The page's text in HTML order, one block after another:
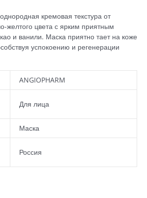
кремовая текстура от
желтого цвета с ярким приятным
и ванили. Маска приятно тает на коже
успокоению и регенерации
ANGIOPHARM
Для лица
Маска
Россия